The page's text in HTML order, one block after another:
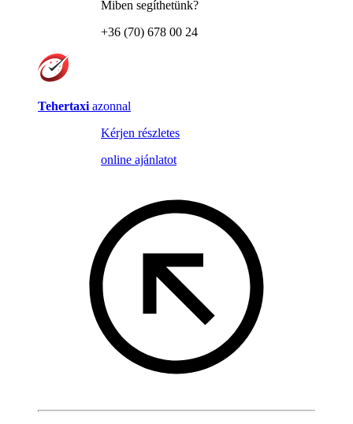
Miben segíthetünk?
+36 (70) 678 00 24
Tehertaxi azonnal
Kérjen részletes
online ajánlatot